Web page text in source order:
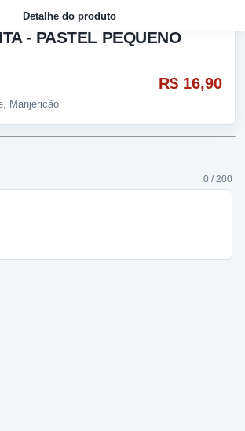
Detalhe do produto
- PASTEL PEQUENO
Manjericão
R$ 16,90
0 / 200